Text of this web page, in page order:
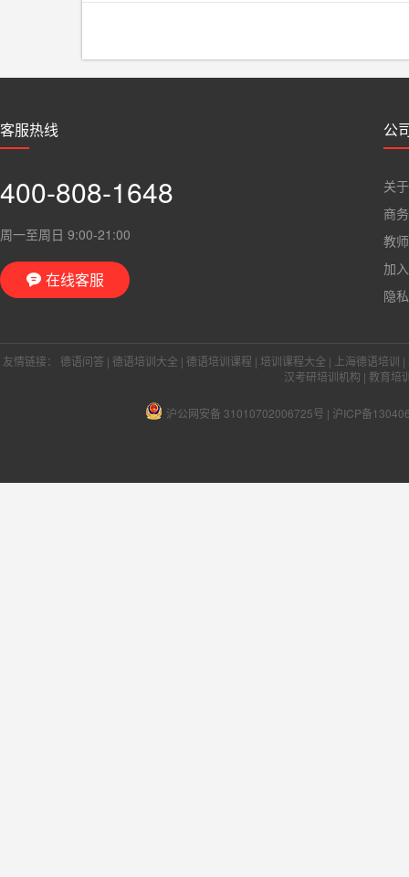
客服热线
400-808-1648
周一至周日 9:00-21:00
 在线客服
公
关
商
教
加
隐
友情链接： 德语问答 | 德语培训大全 | 德语培训课程 | 培训课程大全 | 上海德语培训 |
汉考研培训机构 | 教育培
沪公网安备 31010702006725号 | 沪ICP备